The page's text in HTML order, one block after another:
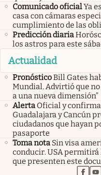
Comunicado oficialYa
casa con cámaras
cumplimiento de las
Predicción diaria
los astros para este
Actualidad
PronósticoBill Gates
Mundial. Advirtió que
a una nueva dimensión”
Alerta Oficial y
Guadalajara y Cancún
ciudadanos que hayan
pasaporte
Toma nota Sin visa
conducir. USA permitirá
que presenten este